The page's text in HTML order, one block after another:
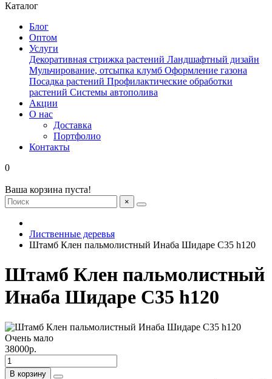
Каталог
Блог
Оптом
Услуги
Декоративная стрижка растений Ландшафтный дизайн
Мульчирование, отсыпка клумб Оформление газона
Посадка растений Профилактические обработки
растений Системы автополива
Акции
О нас
Доставка
Портфолио
Контакты
0
Ваша корзина пуста!
×
Лиственные деревья
Штамб Клен пальмолистный Инаба Шидаре С35 h120
Штамб Клен пальмолистный
Инаба Шидаре С35 h120
Очень мало
38000р.
В корзину